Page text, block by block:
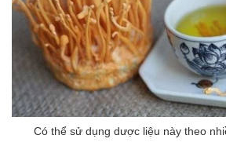
Có thể sử dụng dược liệu này theo